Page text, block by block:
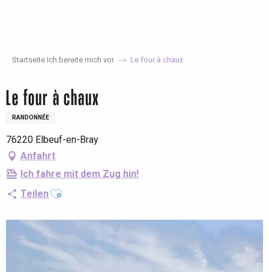
Startseite Ich bereite mich vor Le four à chaux
Le four à chaux
RANDONNÉE
76220 Elbeuf-en-Bray
Anfahrt
Ich fahre mit dem Zug hin!
TeilenAjouter aux favoris